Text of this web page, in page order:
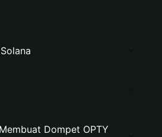
Dompet OPTY